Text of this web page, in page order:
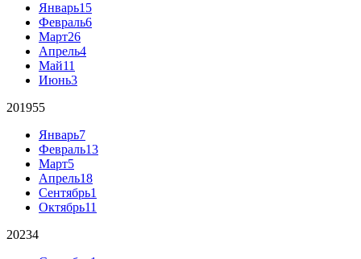
Январь15
Февраль6
Март26
Апрель4
Май11
Июнь3
201955
Январь7
Февраль13
Март5
Апрель18
Сентябрь1
Октябрь11
20234